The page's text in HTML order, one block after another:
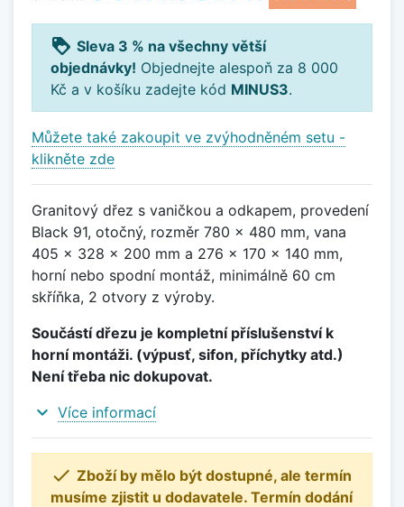
loyalty Sleva 3 % na všechny větší
objednávky! Objednejte alespoň za 8 000
Kč a v košíku zadejte kód MINUS3.
Můžete také zakoupit ve zvýhodněném setu -
klikněte zde
Granitový dřez s vaničkou a odkapem, provedení
Black 91, otočný, rozměr 780 x 480 mm, vana
405 x 328 x 200 mm a 276 x 170 x 140 mm,
horní nebo spodní montáž, minimálně 60 cm
skříňka, 2 otvory z výroby.
Součástí dřezu je kompletní příslušenství k
horní montáži. (výpusť, sifon, příchytky atd.)
Není třeba nic dokupovat.
expand_more Více informací
 Zboží by mělo být dostupné, ale termín
musíme zjistit u dodavatele. Termín dodání